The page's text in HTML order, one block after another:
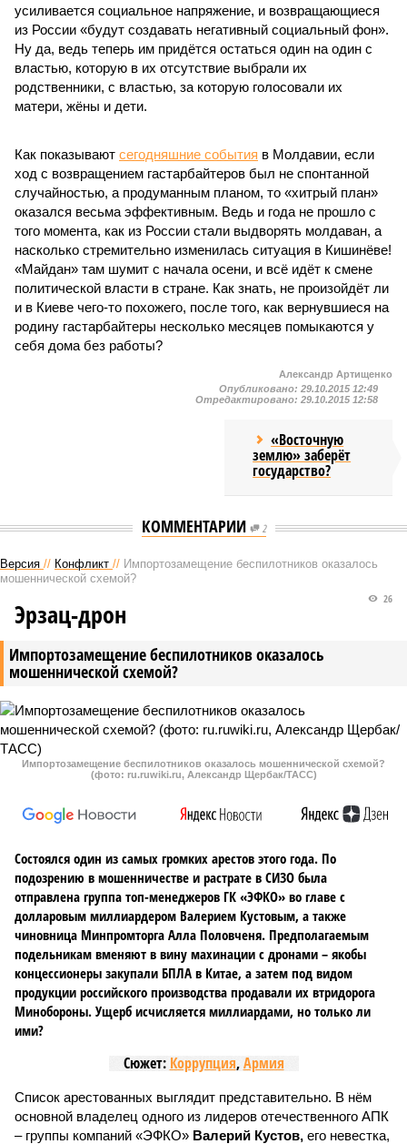
усиливается социальное напряжение, и возвращающиеся
из России «будут создавать негативный социальный фон».
Ну да, ведь теперь им придётся остаться один на один с
властью, которую в их отсутствие выбрали их
родственники, с властью, за которую голосовали их
матери, жёны и дети.
Как показывают сегодняшние события в Молдавии, если
ход с возвращением гастарбайтеров был не спонтанной
случайностью, а продуманным планом, то «хитрый план»
оказался весьма эффективным. Ведь и года не прошло с
того момента, как из России стали выдворять молдаван, а
насколько стремительно изменилась ситуация в Кишинёве!
«Майдан» там шумит с начала осени, и всё идёт к смене
политической власти в стране. Как знать, не произойдёт ли
и в Киеве чего-то похожего, после того, как вернувшиеся на
родину гастарбайтеры несколько месяцев помыкаются у
себя дома без работы?
Александр Артищенко
Опубликовано: 29.10.2015 12:49
Отредактировано: 29.10.2015 12:58
«Восточную
землю» заберёт
государство?
КОММЕНТАРИИ 2
Версия // Конфликт // Импортозамещение беспилотников оказалось
мошеннической схемой?
Импортозамещение беспилотников оказалось
мошеннической схемой?
26
Эрзац-дрон
Импортозамещение беспилотников оказалось мошеннической схемой?
(фото: ru.ruwiki.ru, Александр Щербак/ТАСС)
Состоялся один из самых громких арестов этого года. По
подозрению в мошенничестве и растрате в СИЗО была
отправлена группа топ-менеджеров ГК «ЭФКО» во главе с
долларовым миллиардером Валерием Кустовым, а также
чиновница Минпромторга Алла Половченя. Предполагаемым
подельникам вменяют в вину махинации с дронами – якобы
концессионеры закупали БПЛА в Китае, а затем под видом
продукции российского производства продавали их втридорога
Минобороны. Ущерб исчисляется миллиардами, но только ли
ими?
Сюжет: Коррупция,Армия
Список арестованных выглядит представительно. В нём
основной владелец одного из лидеров отечественного АПК
– группы компаний «ЭФКО» Валерий Кустов, его невестка,